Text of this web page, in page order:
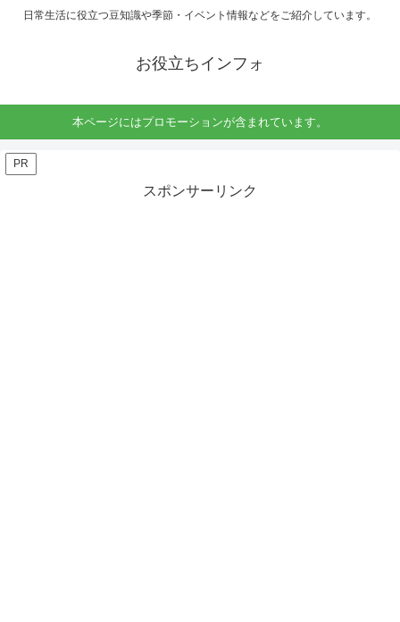
日常生活に役立つ豆知識や季節・イベント情報などをご紹介しています。
お役立ちインフォ
本ページにはプロモーションが含まれています。
PR
スポンサーリンク